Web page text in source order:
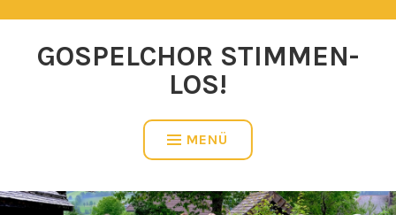
springenGOSPELCHOR STIMMEN-
LOS!
MENÜ